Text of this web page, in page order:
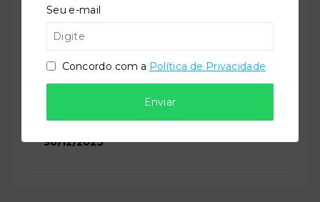
Situação:
Novo
Previsão de entrega:
30/12/2025
Seu e-mail
Concordo com a Política de Privacidade
Enviar